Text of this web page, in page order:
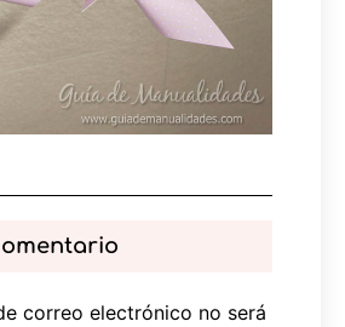
correo electrónico no será